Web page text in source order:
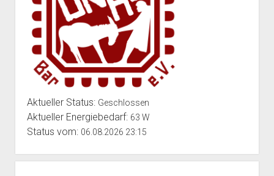
Aktueller Status: Geschlossen
Aktueller Energiebedarf: 63 W
Status vom: 06.08.2026 23:15